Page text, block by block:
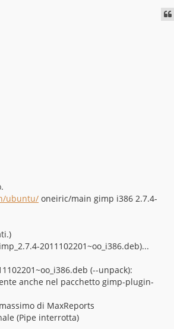
ubuntu/ oneiric/main gimp i386 2.7.4-
2011102201~oo_i386.deb)...
(--unpack):
anche nel pacchetto gimp-plugin-
di MaxReports
(Pipe interrotta)